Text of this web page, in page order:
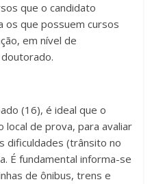
que o candidato
os que possuem cursos
em nível de
(16), é ideal que o
de prova, para avaliar
dificuldades (trânsito no
É fundamental informa-se
de ônibus, trens e